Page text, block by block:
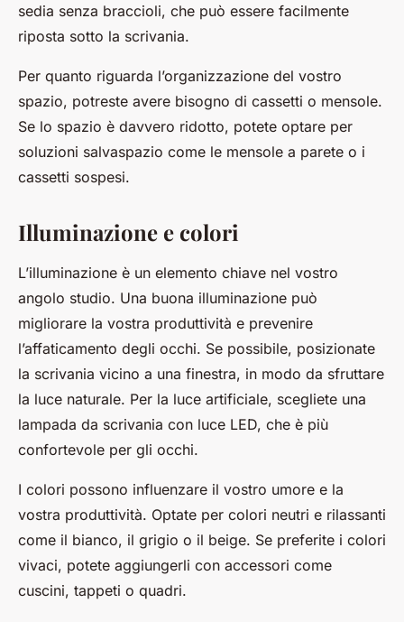
sedia senza braccioli, che può essere facilmente
riposta sotto la scrivania.
Per quanto riguarda l’organizzazione del vostro
spazio, potreste avere bisogno di cassetti o mensole.
Se lo spazio è davvero ridotto, potete optare per
soluzioni salvaspazio come le mensole a parete o i
cassetti sospesi.
Illuminazione e colori
L’illuminazione è un elemento chiave nel vostro
angolo studio. Una buona illuminazione può
migliorare la vostra produttività e prevenire
l’affaticamento degli occhi. Se possibile, posizionate
la scrivania vicino a una finestra, in modo da sfruttare
la luce naturale. Per la luce artificiale, scegliete una
lampada da scrivania con luce LED, che è più
confortevole per gli occhi.
I colori possono influenzare il vostro umore e la
vostra produttività. Optate per colori neutri e rilassanti
come il bianco, il grigio o il beige. Se preferite i colori
vivaci, potete aggiungerli con accessori come
cuscini, tappeti o quadri.